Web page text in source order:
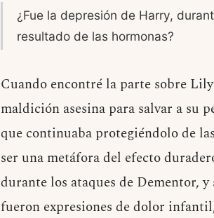
¿Fue la depresión de Harry,
resultado de las hormonas?
Cuando encontré la parte sobre
maldición asesina para salvar a su
que continuaba protegiéndolo de
ser una metáfora del efecto
durante los ataques de Dementor,
fueron expresiones de dolor